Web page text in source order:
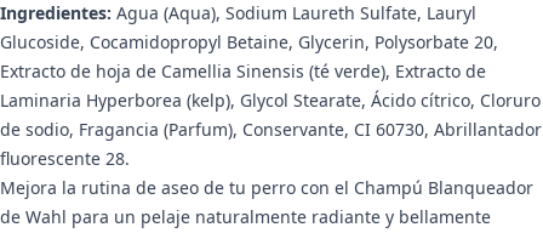
Ingredientes: Agua (Aqua), Sodium Laureth Sulfate, Lauryl
Glucoside, Cocamidopropyl Betaine, Glycerin, Polysorbate 20,
Extracto de hoja de Camellia Sinensis (té verde), Extracto de
Laminaria Hyperborea (kelp), Glycol Stearate, Ácido cítrico, Cloruro
de sodio, Fragancia (Parfum), Conservante, CI 60730, Abrillantador
fluorescente 28.
Mejora la rutina de aseo de tu perro con el Champú Blanqueador
de Wahl para un pelaje naturalmente radiante y bellamente